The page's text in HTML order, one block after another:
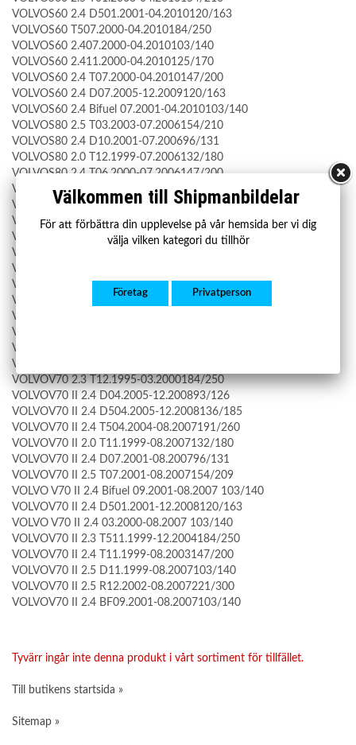
VOLVOS60 2.4 D501.2001-04.2010120/163
VOLVOS60 T507.2000-04.2010184/250
VOLVOS60 2.407.2000-04.2010103/140
VOLVOS60 2.411.2000-04.2010125/170
VOLVOS60 2.4 T07.2000-04.2010147/200
VOLVOS60 2.4 D07.2005-12.2009120/163
VOLVOS60 2.4 Bifuel 07.2001-04.2010103/140
VOLVOS80 2.5 T03.2003-07.2006154/210
VOLVOS80 2.4 D10.2001-07.200696/131
VOLVOS80 2.0 T12.1999-07.2006132/180
VOLVOS80 2.4 T06.2000-07.2006147/200
VOLVOS80 2.4 D508.2001-07.2006120/163
VOLVOS80 2.4 Bifuel09.2001-07.2006103/140
VOLVOS80 2.401.1999-07.2006125/170
VOLVOS80 2.903.1999-07.2006147/200
VOLVOS80 2.905.1998-07.2006150/204
VOLVOS80 2.401.1999-07.2006103/140
VOLVOS80 2.5 D01.1999-07.2006103/140
VOLVOS80 2.4 Bifuel09.2001-07.2006103/140
VOLVOV70 2.403.1999-12.2000103/140
VOLVOV70 2.4 T04.1996-12.2000142/193
VOLVOV70 2.3 T-511.1996-12.2000176/239
VOLVOV70 2.5 D12.1995-12.2000103/140
VOLVOV70 2.3 T12.1995-03.2000184/250
VOLVOV70 II 2.4 D04.2005-12.200893/126
VOLVOV70 II 2.4 D504.2005-12.2008136/185
VOLVOV70 II 2.4 T504.2004-08.2007191/260
VOLVOV70 II 2.0 T11.1999-08.2007132/180
VOLVOV70 II 2.4 D07.2001-08.200796/131
VOLVOV70 II 2.5 T07.2001-08.2007154/209
VOLVO V70 II 2.4 Bifuel 09.2001-08.2007 103/140
VOLVOV70 II 2.4 D501.2001-12.2008120/163
VOLVO V70 II 2.4 03.2000-08.2007 103/140
VOLVOV70 II 2.3 T511.1999-12.2004184/250
VOLVOV70 II 2.4 T11.1999-08.2003147/200
VOLVOV70 II 2.5 D11.1999-08.2007103/140
VOLVOV70 II 2.5 R12.2002-08.2007221/300
VOLVOV70 II 2.4 BF09.2001-08.2007103/140
Tyvärr ingår inte denna produkt i vårt sortiment för tillfället.
Till butikens startsida »
Sitemap »
Välkommen till Shipmanbildelar
För att förbättra din upplevelse på vår hemsida ber vi dig
välja vilken kategori du tillhör
Företag Privatperson